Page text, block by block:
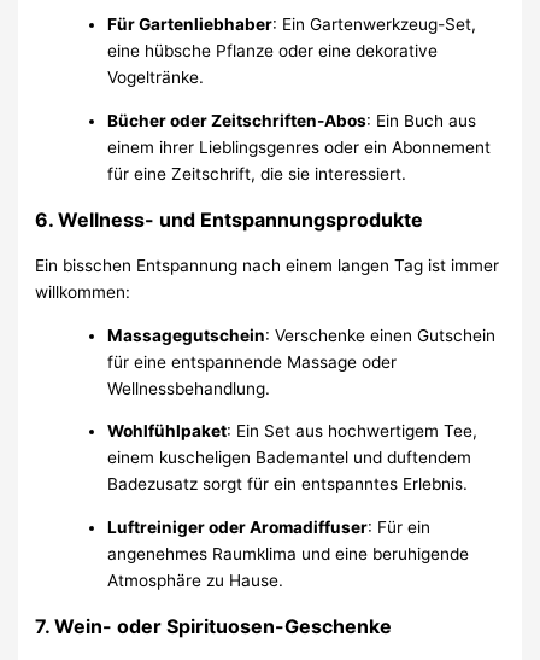
Für Gartenliebhaber: Ein Gartenwerkzeug-Set,
eine hübsche Pflanze oder eine dekorative
Vogeltränke.
Bücher oder Zeitschriften-Abos: Ein Buch aus
einem ihrer Lieblingsgenres oder ein Abonnement
für eine Zeitschrift, die sie interessiert.
6.Wellness- und Entspannungsprodukte
Ein bisschen Entspannung nach einem langen Tag ist immer
willkommen:
Massagegutschein: Verschenke einen Gutschein
für eine entspannende Massage oder
Wellnessbehandlung.
Wohlfühlpaket: Ein Set aus hochwertigem Tee,
einem kuscheligen Bademantel und duftendem
Badezusatz sorgt für ein entspanntes Erlebnis.
Luftreiniger oder Aromadiffuser: Für ein
angenehmes Raumklima und eine beruhigende
Atmosphäre zu Hause.
7.Wein- oder Spirituosen-Geschenke